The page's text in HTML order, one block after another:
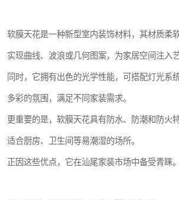
软膜天花是一种新型室内装饰材料，其材质柔
实现曲线、波浪或几何图案，为家居空间注入
同时，它拥有出色的光学性能，可搭配灯光系
多彩的氛围，满足不同家装需求。
更重要的是，软膜天花具有防水、防潮和防火
适合厨房、卫生间等易潮湿的场所。
正因这些优点，它在汕尾家装市场中备受青睐。